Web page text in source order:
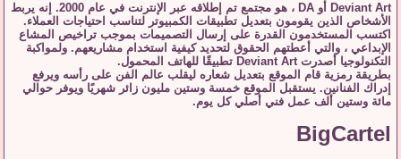
Deviant Art أو DA ، هو مجتمع تم إطلاقه عبر الإنترنت في عام 2000. إنه يربط
الأشخاص الذين يقومون بتعديل تطبيقات الكمبيوتر لتناسب احتياجات العملاء.
اكتسب المستخدمون القدرة على إرسال التصميمات بموجب تراخيص المشاع
الإبداعي ، والتي أعطتهم الحقوق لتحديد كيفية استخدام مشاريعهم. ولمواكبة
التكنولوجيا أصدرت Deviant Art تطبيقًا للهاتف المحمول.
بطريقة رمزية قام الموقع بتعديل شعاره ليقلب عالم الفن على رأسه ويرفع
إدراك الفنانين. يستقبل الموقع خمسة وستين مليون زائر شهريًا ويوفر حوالي
مائة وستين ألف عمل فني أصلي كل يوم.
BigCartel